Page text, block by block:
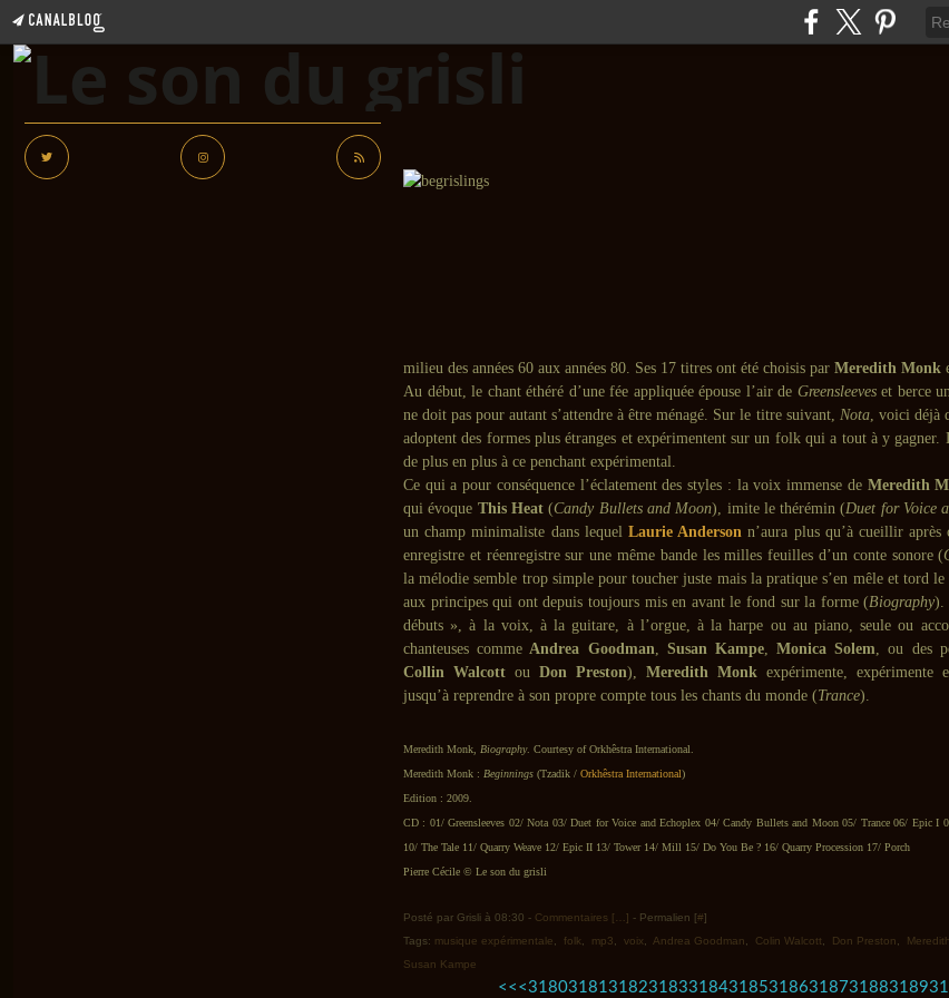
milieu des années 60 aux années 80. Ses 17 titres ont été choisis par Meredith Monk
Au début, le chant éthéré d’une fée appliquée épouse l’air de Greensleeveset berce
ne doit pas pour autant s’attendre à être ménagé. Sur le titre suivant, Nota, voici déjà
adoptent des formes plus étranges et expérimentent sur un folk qui a tout à y gagner.
de plus en plus à ce penchant expérimental.
Ce qui a pour conséquence l’éclatement des styles : la voix immense de Meredith
qui évoque This Heat(Candy Bullets and Moon), imite le thérémin (Duet for Voice
un champ minimaliste dans lequel Laurie Anderson n’aura plus qu’à cueillir après
enregistre et réenregistre sur une même bande les milles feuilles d’un conte sonore (
la mélodie semble trop simple pour toucher juste mais la pratique s’en mêle et tord
aux principes qui ont depuis toujours mis en avant le fond sur la forme (Biography).
débuts », à la voix, à la guitare, à l’orgue, à la harpe ou au piano, seule ou
chanteuses comme Andrea Goodman, Susan Kampe,Monica Solem, ou des
Collin Walcott ou Don Preston), Meredith Monk expérimente, expérimente
jusqu’à reprendre à son propre compte tous les chants du monde (Trance).
Meredith Monk, Biography. Courtesy of Orkhêstra International.
Meredith Monk : Beginnings (Tzadik / Orkhêstra International)
Edition : 2009.
CD : 01/ Greensleeves 02/ Nota 03/ Duet for Voice and Echoplex 04/ Candy Bullets and Moon 05/ Trance 06/ Epic
10/ The Tale 11/ Quarry Weave 12/ Epic II 13/ Tower 14/ Mill 15/ Do You Be ? 16/ Quarry Procession 17/ Porch
Pierre Cécile © Le son du grisli
Posté par Grisli à 08:30 - Commentaires [ ] - Permalien [#]
Tags: musique expérimentale folk mp3 voix Andrea Goodman Colin Walcott Don Preston
Susan Kampe
<< < 3100
3110
3120
3130
3140
3150
3160
3170
3180318131823183318431853186318731883189
3200
3300
3400
3500
3600
3700
3800
3900
4000
4100
4200
4300